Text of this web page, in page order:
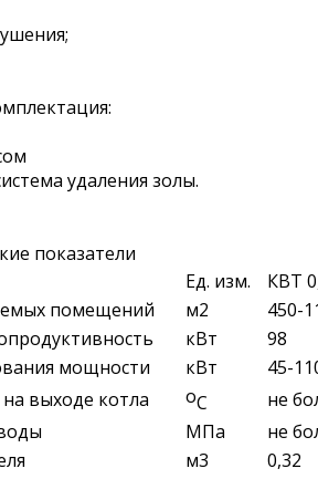
удаления золы.
показатели
Ед. изм.
КВТ
помещений
м2
450-
кВт
98
мощности
кВт
45-
выходе котла
оС
не
МПа
не
м3
0,32